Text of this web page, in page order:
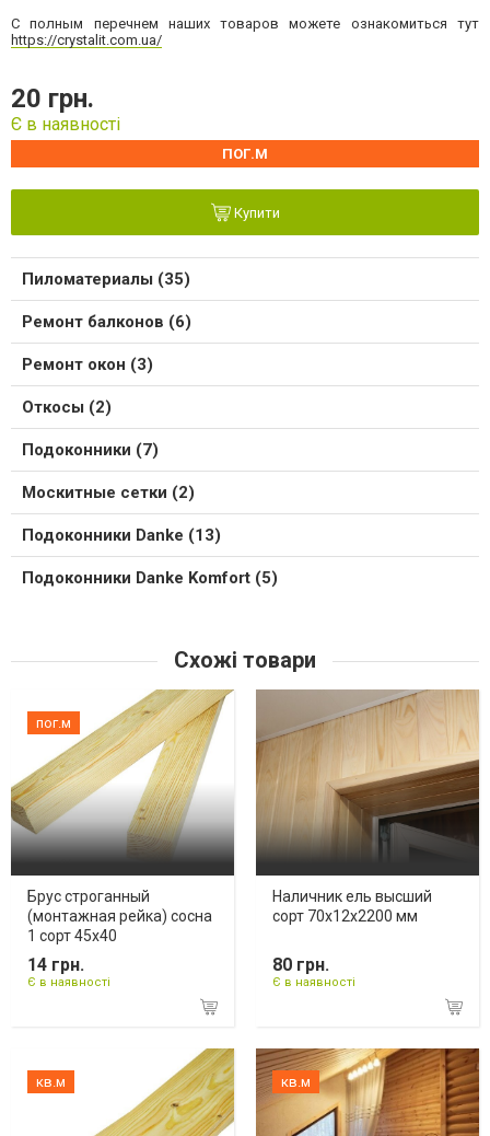
С полным перечнем наших товаров можете ознакомиться тут
https://crystalit.com.ua/
20 грн.
Є в наявності
ПОГ.М
Купити
Пиломатериалы (35)
Ремонт балконов (6)
Ремонт окон (3)
Откосы (2)
Подоконники (7)
Москитные сетки (2)
Подоконники Danke (13)
Подоконники Danke Komfort (5)
Схожі товари
пог.м
Брус строганный
(монтажная рейка) сосна
1 сорт 45х40
14 грн.
Є в наявності
Наличник ель высший
сорт 70х12х2200 мм
80 грн.
Є в наявності
кв.м кв.м